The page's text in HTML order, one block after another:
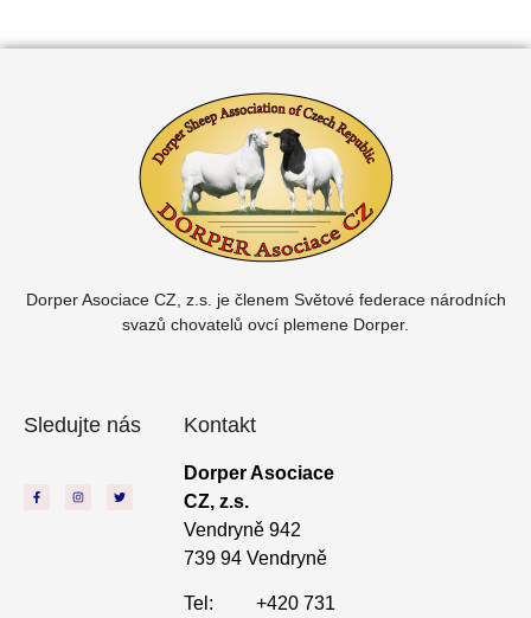
Dorper Asociace CZ, z.s. je členem Světové federace národních
svazů chovatelů ovcí plemene Dorper.
Sledujte nás Kontakt
Dorper Asociace
CZ, z.s.
Vendryně 942
739 94 Vendryně
Tel: +420 731